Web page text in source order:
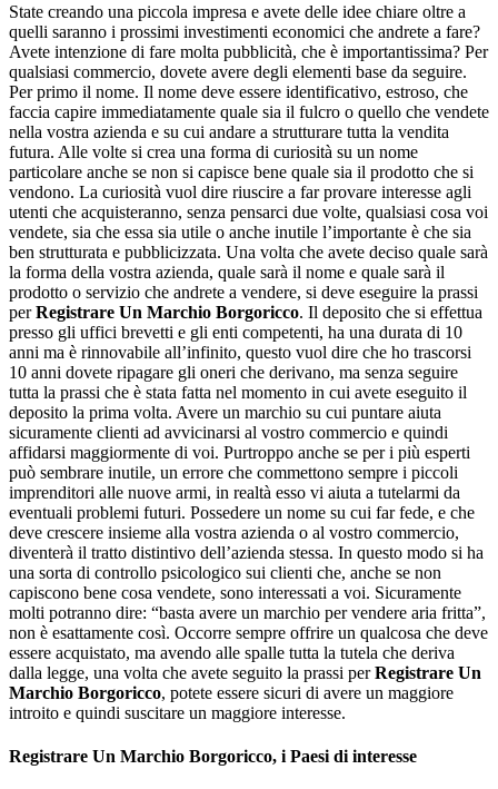
State creando una piccola impresa e avete delle idee chiare oltre a
quelli saranno i prossimi investimenti economici che andrete a fare?
Avete intenzione di fare molta pubblicità, che è importantissima? Per
qualsiasi commercio, dovete avere degli elementi base da seguire.
Per primo il nome. Il nome deve essere identificativo, estroso, che
faccia capire immediatamente quale sia il fulcro o quello che vendete
nella vostra azienda e su cui andare a strutturare tutta la vendita
futura. Alle volte si crea una forma di curiosità su un nome
particolare anche se non si capisce bene quale sia il prodotto che si
vendono. La curiosità vuol dire riuscire a far provare interesse agli
utenti che acquisteranno, senza pensarci due volte, qualsiasi cosa voi
vendete, sia che essa sia utile o anche inutile l’importante è che sia
ben strutturata e pubblicizzata. Una volta che avete deciso quale sarà
la forma della vostra azienda, quale sarà il nome e quale sarà il
prodotto o servizio che andrete a vendere, si deve eseguire la prassi
perRegistrare Un Marchio Borgoricco. Il deposito che si effettua
presso gli uffici brevetti e gli enti competenti, ha una durata di 10
anni ma è rinnovabile all’infinito, questo vuol dire che ho trascorsi
10 anni dovete ripagare gli oneri che derivano, ma senza seguire
tutta la prassi che è stata fatta nel momento in cui avete eseguito il
deposito la prima volta. Avere un marchio su cui puntare aiuta
sicuramente clienti ad avvicinarsi al vostro commercio e quindi
affidarsi maggiormente di voi. Purtroppo anche se per i più esperti
può sembrare inutile, un errore che commettono sempre i piccoli
imprenditori alle nuove armi, in realtà esso vi aiuta a tutelarmi da
eventuali problemi futuri. Possedere un nome su cui far fede, e che
deve crescere insieme alla vostra azienda o al vostro commercio,
diventerà il tratto distintivo dell’azienda stessa. In questo modo si ha
una sorta di controllo psicologico sui clienti che, anche se non
capiscono bene cosa vendete, sono interessati a voi. Sicuramente
molti potranno dire: “basta avere un marchio per vendere aria fritta”,
non è esattamente così. Occorre sempre offrire un qualcosa che deve
essere acquistato, ma avendo alle spalle tutta la tutela che deriva
dalla legge, una volta che avete seguito la prassi perRegistrare Un
Marchio Borgoricco, potete essere sicuri di avere un maggiore
introito e quindi suscitare un maggiore interesse.
Registrare Un Marchio Borgoricco, i Paesi di interesse